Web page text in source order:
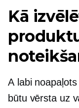
Kā
A labi noapaļots
būtu vērsta uz